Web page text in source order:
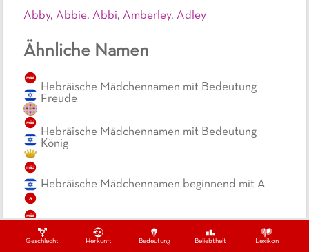
Geschlecht Herkunft Bedeutung Beliebtheit Lexikon
Abby, Abbie, Abbi, Amberley, Adley
Ähnliche Namen
mäd
Hebräische Mädchennamen mit Bedeutung
Freude
mäd
Hebräische Mädchennamen mit Bedeutung
König
mäd
a
Hebräische Mädchennamen beginnend mit A
mäd
Hebräische Mädchennamen endend mit Y